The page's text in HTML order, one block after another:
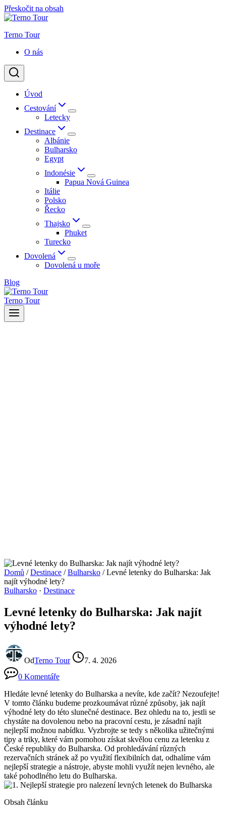
Přeskočit na obsah
Terno Tour
O nás
Úvod
Cestování
Letecky
Destinace
Albánie
Bulharsko
Egypt
Indonésie
Papua Nová Guinea
Itálie
Polsko
Řecko
Thajsko
Phuket
Turecko
Dovolená
Dovolená u moře
Blog
Terno Tour
Domů / Destinace / Bulharsko / Levné letenky do Bulharska: Jak
najít výhodné lety?
Bulharsko · Destinace
Levné letenky do Bulharska: Jak najít
výhodné lety?
OdTerno Tour
7. 4. 2026
0 Komentáře
Hledáte levné letenky do Bulharska a nevíte, kde začít? Nezoufejte!
V tomto článku budeme prozkoumávat různé způsoby, jak najít
výhodné lety do této slunečné destinace. Bez ohledu na to, jestli se
chystáte na dovolenou nebo na pracovní cestu, je zásadní najít
nejlepší možnou nabídku. Vyzbrojte se tedy s několika užitečnými
tipy a triky, které vám pomohou získat skvělou cenu za letenku z
České republiky do Bulharska. Od prohledávání různých
rezervačních stránek až po využití flexibilních dat, odhalíme vám
nejlepší strategie a nástroje, abyste mohli využít nejen levného, ale
také pohodlného letu do Bulharska.
Obsah článku